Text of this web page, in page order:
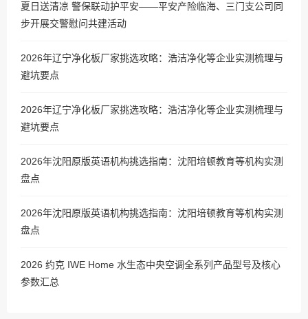
夏日送清凉 警保联动护平安——平安产险临海、三门支公司同
步开展交警慰问共建活动
2026年辽宁净化板厂家挑选攻略：浩洁净化等企业实测梳理与
避坑要点
2026年辽宁净化板厂家挑选攻略：浩洁净化等企业实测梳理与
避坑要点
2026年沈阳原版英语机构挑选指南：沈阳培顿教育等机构实测
盘点
2026年沈阳原版英语机构挑选指南：沈阳培顿教育等机构实测
盘点
2026 约克 IWE Home 水生态中央空调全系列产品型号及核心
参数汇总